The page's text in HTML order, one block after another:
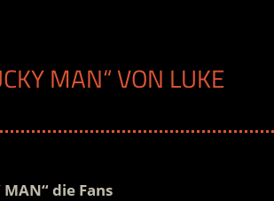
MAN“ VON LUKE
die Fans